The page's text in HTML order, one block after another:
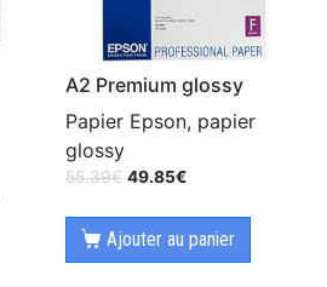
A2 Premium glossy
Papier Epson, papier
glossy
55.39€ 49.85€
Ajouter au panier